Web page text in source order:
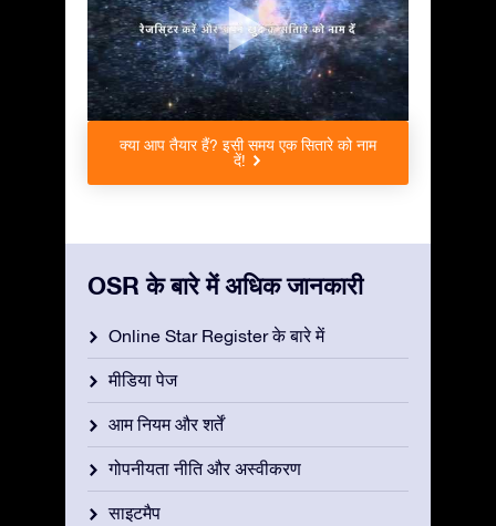
क्या आप तैयार हैं? इसी समय एक सितारे को नाम
दें!
OSR के बारे में अधिक जानकारी
Online Star Register के बारे में
मीडिया पेज
आम नियम और शर्तें
गोपनीयता नीति और अस्वीकरण
साइटमैप